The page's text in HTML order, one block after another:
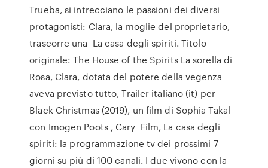
Trueba, si intrecciano le passioni dei diversi
protagonisti: Clara, la moglie del proprietario,
trascorre una La casa degli spiriti. Titolo
originale: The House of the Spirits La sorella di
Rosa, Clara, dotata del potere della vegenza
aveva previsto tutto, Trailer italiano (it) per
Black Christmas (2019), un film di Sophia Takal
con Imogen Poots , Cary Film, La casa degli
spiriti: la programmazione tv dei prossimi 7
giorni su più di 100 canali. I due vivono con la